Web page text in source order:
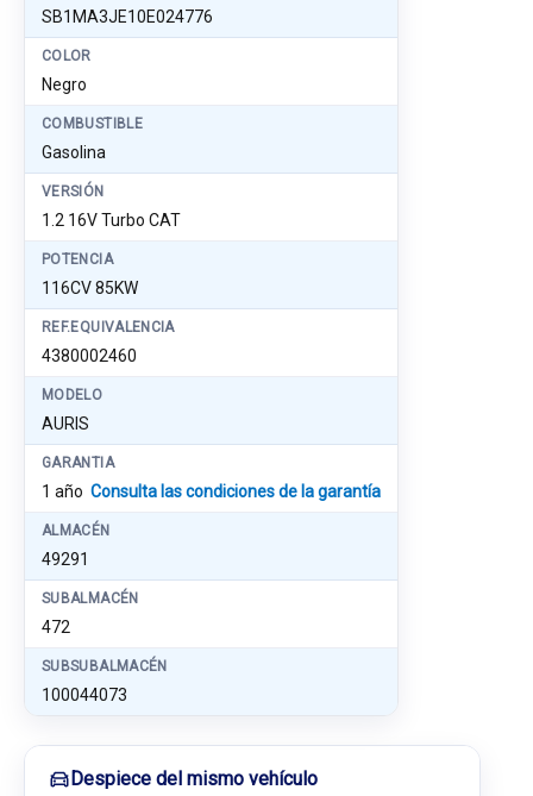
SB1MA3JE10E024776
COLOR
Negro
COMBUSTIBLE
Gasolina
VERSIÓN
1.2 16V Turbo CAT
POTENCIA
116CV 85KW
REF.EQUIVALENCIA
4380002460
MODELO
AURIS
GARANTIA
1 año Consulta las condiciones de la garantía
ALMACÉN
49291
SUBALMACÉN
472
SUBSUBALMACÉN
100044073
Despiece del mismo vehículo